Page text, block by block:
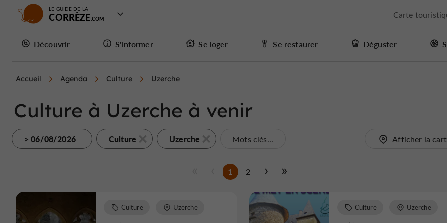
LE GUIDE DE LA
CORRÈZE Carte
Découvrir S'informer Se loger Se restaurer Déguster
Accueil Agenda Culture Uzerche
Culture à Uzerche à venir
> 06/08/2026 Culture Uzerche Mots clés... Afficher la
1 2
Culture Uzerche Culture Uzerche